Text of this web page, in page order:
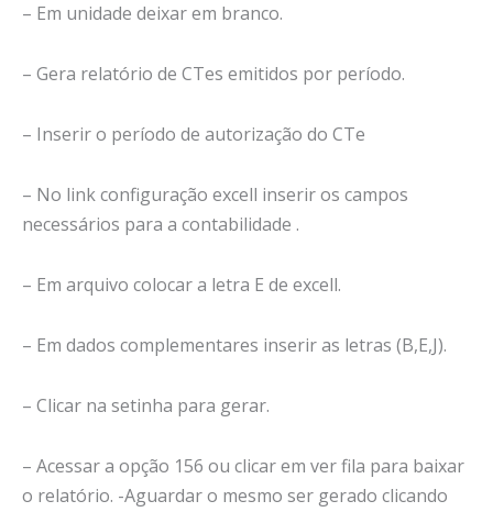
– Em unidade deixar em branco.
– Gera relatório de CTes emitidos por período.
– Inserir o período de autorização do CTe
– No link configuração excell inserir os campos
necessários para a contabilidade .
– Em arquivo colocar a letra E de excell.
– Em dados complementares inserir as letras (B,E,J).
– Clicar na setinha para gerar.
– Acessar a opção 156 ou clicar em ver fila para baixar
o relatório. -Aguardar o mesmo ser gerado clicando